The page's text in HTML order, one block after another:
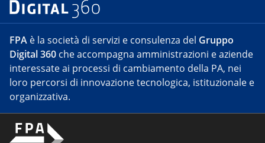
FPA è la società di servizi e consulenza del Gruppo
Digital 360 che accompagna amministrazioni e aziende
interessate ai processi di cambiamento della PA, nei
loro percorsi di innovazione tecnologica, istituzionale e
organizzativa.